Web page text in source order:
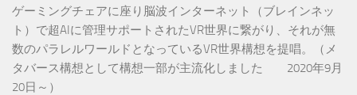
ゲーミングチェアに座り脳波インターネット（ブレインネッ
ト）で超AIに管理サポートされたVR世界に繋がり、それが無
数のパラレルワールドとなっているVR世界構想を提唱。（メ
タバース構想として構想一部が主流化しました 2020年9月
20日～）